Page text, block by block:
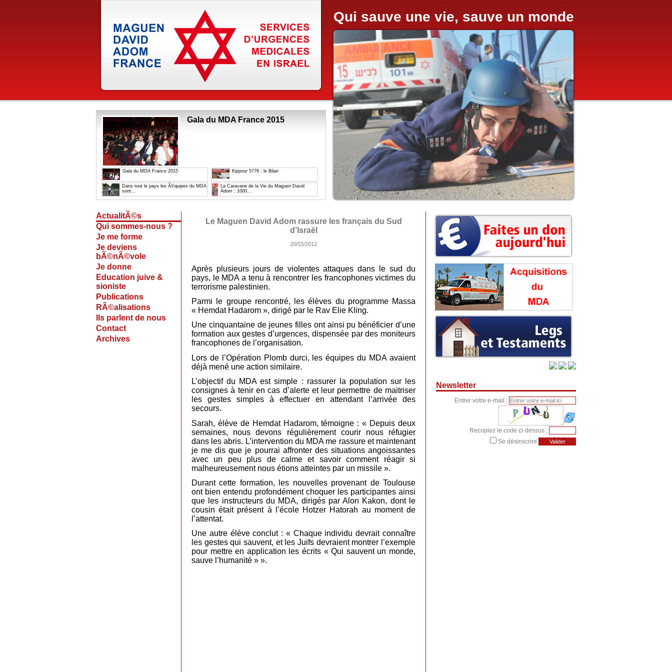
Gala du MDA France 2015
Gala du MDA France 2015 Kippour 5776 : le Bilan
Dans tout le pays les Ã©quipes du MDA
sont...
La Caravane de la Vie du Maguen David
Adom : 1000...
Qui sauve une vie, sauve un monde
ActualitÃ©s
Qui sommes-nous ?
Je me forme
Je deviens
bÃ©nÃ©vole
Je donne
Education juive &
sioniste
Publications
RÃ©alisations
Ils parlent de nous
Contact
Archives
Le Maguen David Adom rassure les français du Sud
d’Israël
20/03/2012
Après plusieurs jours de violentes attaques dans le sud du
pays, le MDA a tenu à rencontrer les francophones victimes du
terrorisme palestinien.
Parmi le groupe rencontré, les élèves du programme Massa
« Hemdat Hadarom », dirigé par le Rav Elie Kling.
Une cinquantaine de jeunes filles ont ainsi pu bénéficier d’une
formation aux gestes d’urgences, dispensée par des moniteurs
francophones de l’organisation.
Lors de l’Opération Plomb durci, les équipes du MDA avaient
déjà mené une action similaire.
L’objectif du MDA est simple : rassurer la population sur les
consignes à tenir en cas d’alerte et leur permettre de maitriser
les gestes simples à effectuer en attendant l’arrivée des
secours.
Sarah, élève de Hemdat Hadarom, témoigne : « Depuis deux
semaines, nous devons régulièrement courir nous réfugier
dans les abris. L’intervention du MDA me rassure et maintenant
je me dis que je pourrai affronter des situations angoissantes
avec un peu plus de calme et savoir comment réagir si
malheureusement nous étions atteintes par un missile ».
Durant cette formation, les nouvelles provenant de Toulouse
ont bien entendu profondément choquer les participantes ainsi
que les instructeurs du MDA, dirigés par Alon Kakon, dont le
cousin était présent à l’école Hotzer Hatorah au moment de
l’attentat.
Une autre élève conclut : « Chaque individu devrait connaître
les gestes qui sauvent, et les Juifs devraient montrer l’exemple
pour mettre en application les écrits « Qui sauvent un monde,
sauve l’humanité » ».
Newsletter
Entrer votre e-mail :
Recopiez le code ci-dessus :
Se désinscrire